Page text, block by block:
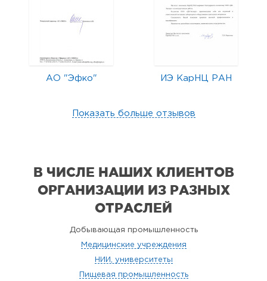
АО "Эфко" ИЭ КарНЦ РАН
Показать больше отзывов
В ЧИСЛЕ НАШИХ КЛИЕНТОВ
ОРГАНИЗАЦИИ ИЗ РАЗНЫХ
ОТРАСЛЕЙ
Добывающая промышленность
Медицинские учреждения
НИИ, университеты
Пищевая промышленность